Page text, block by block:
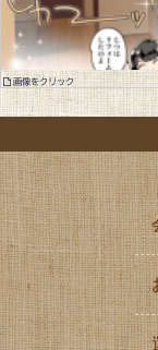
画像をクリック